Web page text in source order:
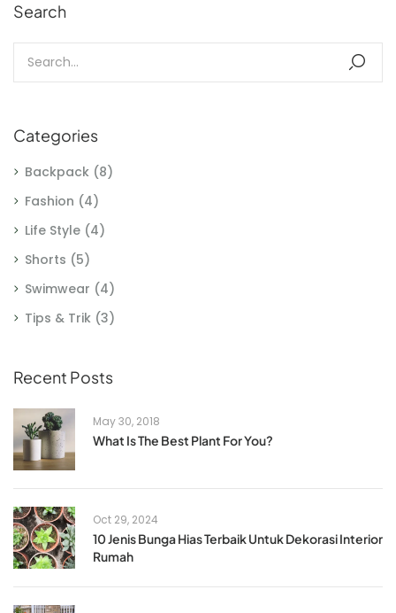
Search
Categories
Backpack (8)
Fashion (4)
Life Style (4)
Shorts (5)
Swimwear (4)
Tips & Trik (3)
Recent Posts
May 30, 2018
What Is The Best Plant For You?
Oct 29, 2024
10 Jenis Bunga Hias Terbaik Untuk Dekorasi Interior
Rumah